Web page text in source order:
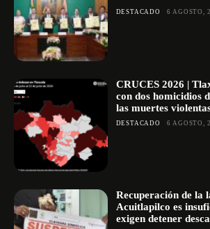
DESTACADO 6 AGOSTO,
CRUCES 2026 |
con dos homicidios
las muertes
DESTACADO 6 AGOSTO,
Recuperación de la
Acuitlapilco es
exigen detener